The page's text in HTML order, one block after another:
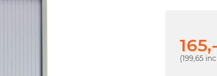
165,-
(199,65